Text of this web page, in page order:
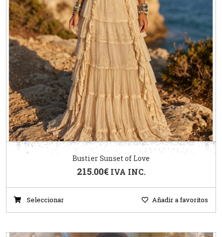
Bustier Sunset of Love
215.00€ IVA INC.
Seleccionar Añadir a favoritos